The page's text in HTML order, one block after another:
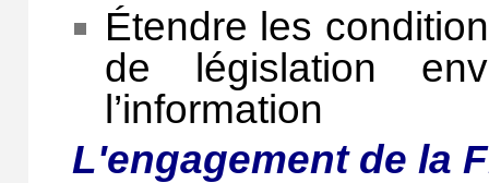
Étendre les
de législation
l’information
L'engagement de la